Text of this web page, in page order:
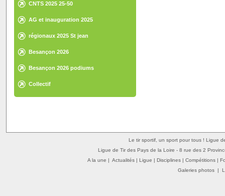
CNTS 2025 25-50
AG et inauguration 2025
régionaux 2025 St jean
Besançon 2026
Besançon 2026 podiums
Collectif
Le tir sportif, un sport pour tous ! Ligue
Ligue de Tir des Pays de la Loire - 8 rue des 2
A la une | Actualités | Ligue | Disciplines | Compétitions |
Galeries photos|